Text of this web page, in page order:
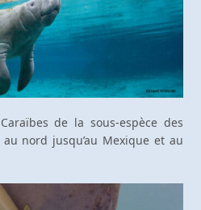
de la sous-espèce des
nord jusqu’au Mexique et au